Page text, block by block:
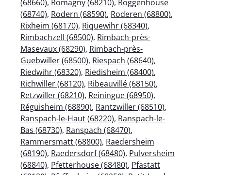
(68660), Romagny (68210), Roggenhouse
(68740), Rodern (68590), Roderen (68800),
Rixheim (68170), Riquewihr (68340),
Rimbachzell (68500), Rimbach-près-
Masevaux (68290), Rimbach-près-
Guebwiller (68500), Riespach (68640),
Riedwihr (68320), Riedisheim (68400),
Richwiller (68120), Ribeauvillé (68150),
Retzwiller (68210), Reiningue (68950),
Réguisheim (68890), Rantzwiller (68510),
Ranspach-le-Haut (68220), Ranspach-le-
Bas (68730), Ranspach (68470),
Rammersmatt (68800), Raedersheim
(68190), Raedersdorf (68480), Pulversheim
(68840), Pfetterhouse (68480), Pfastatt